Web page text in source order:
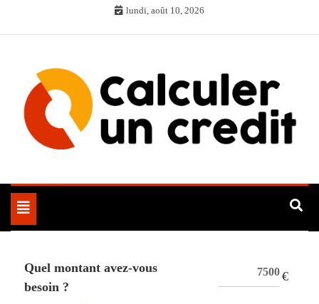
lundi, août 10, 2026
Toggle
navigation
Quel montant avez-vous
besoin ?
€